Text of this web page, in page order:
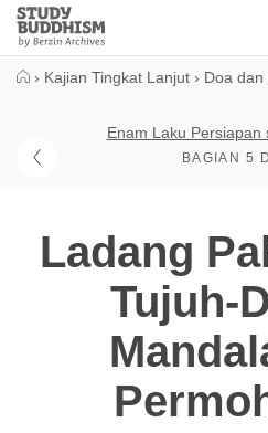
Close
Study
Buddhism
› Kajian Tingkat Lanjut › Doa dan
Enam Laku Persiapan
BAGIAN 5
Ladang
Tujuh-